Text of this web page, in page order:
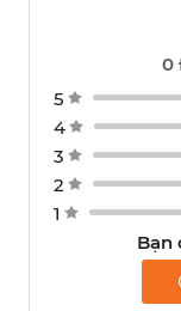
0
5
4
3
2
1
Bạn